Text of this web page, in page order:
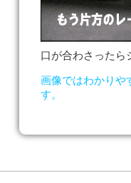
口が合わさったら
画像ではわかりや
す。